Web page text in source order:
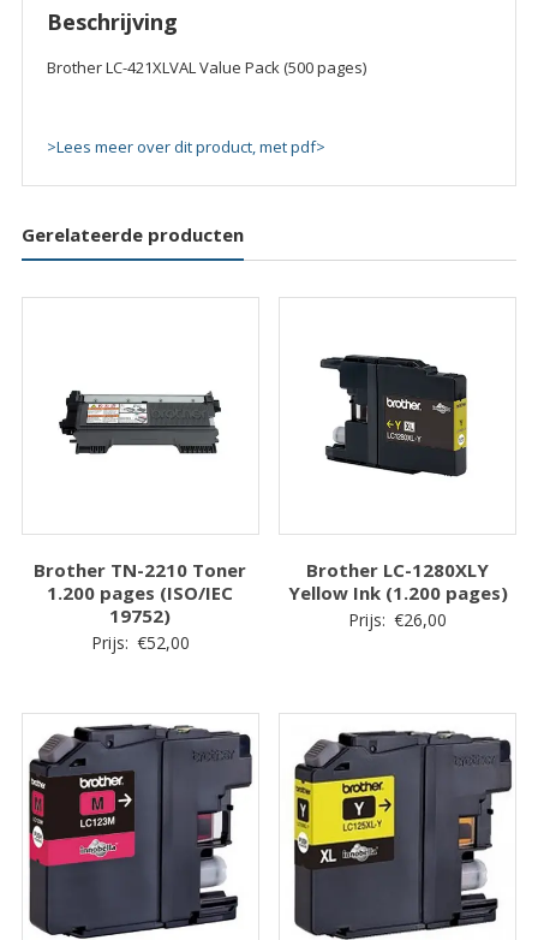
Beschrijving
Brother LC-421XLVAL Value Pack (500 pages)
>Lees meer over dit product, met pdf>
Gerelateerde producten
Brother TN-2210 Toner
1.200 pages (ISO/IEC
19752)
Prijs: €52,00
Brother LC-1280XLY
Yellow Ink (1.200 pages)
Prijs: €26,00